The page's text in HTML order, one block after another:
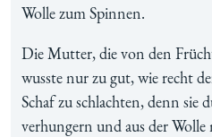
Wolle zum Spinnen.
Die Mutter, die von den
wusste nur zu gut, wie recht
Schaf zu schlachten, denn
verhungern und aus der